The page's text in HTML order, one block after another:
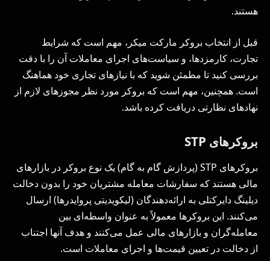
هستند.
قبل از انتخاب بروکر مارکت میکر، مهم است که شرایط
تجارت، کارمزد‌ها، و سیاست‌های اجرای معاملات آن را با دقت
بررسی کنید تا مطمئن شوید که با نیازهای تجاری خود هماهنگ
است. همچنین، مهم است که بروکر مورد نظر مجوزهای لازم از
نهادهای نظارتی دریافت کرده باشد.
بروکرهای STP
بروکرهای STP (پردازش گام به گام) یک نوع بروکر در بازارهای
مالی هستند که سفارشات معامله مشتریان خود را بدون دخالت
دیلینگ دایرکتلی به ارائه‌دهندگان (لیکویدیتی پروایدرها) ارسال
می‌کنند. این بروکرها معمولاً به عنوان واسطه‌ای بین
معامله‌گران و بازارهای مالی عمل می‌کنند و هدف آنها اجتناب
از دخالت در تعیین قیمت‌ها و اجرای معاملات است.